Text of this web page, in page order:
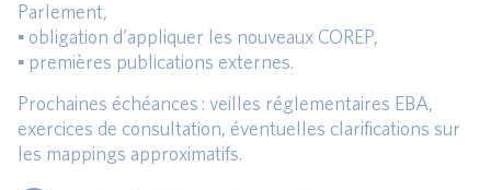
Parlement,
▪ obligation d’appliquer les nouveaux COREP,
▪ premières publications externes.
Prochaines échéances : veilles réglementaires EBA,
exercices de consultation, éventuelles clarifications sur
les mappings approximatifs.